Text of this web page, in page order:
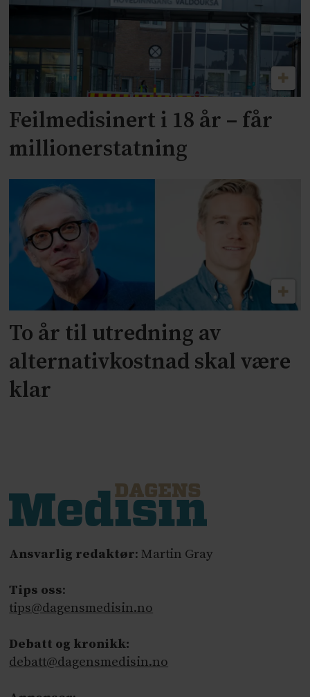
Feilmedisinert i 18 år – får
millionerstatning
To år til utredning av
alternativkostnad skal være
klar
Ansvarlig redaktør: Martin Gray
Tips oss:
tips@dagensmedisin.no
Debatt og kronikk:
debatt@dagensmedisin.no